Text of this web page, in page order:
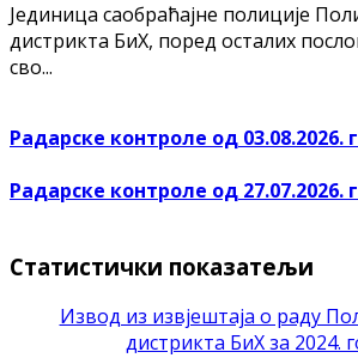
Јединица саобраћајне полиције
дистрикта БиХ, поред осталих
сво...
Радарске контроле од 03.08.2026.
Радарске контроле од 27.07.2026.
Статистички показатељи
Извод из извјештаја о раду
дистрикта БиХ за 2024.